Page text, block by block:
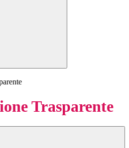
Trasparente